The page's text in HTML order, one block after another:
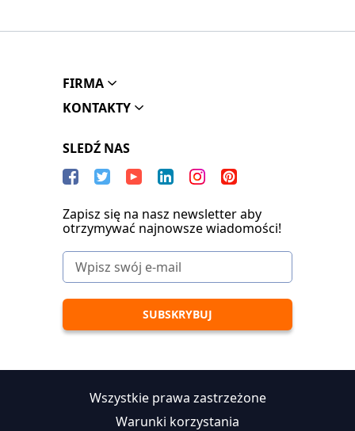
FIRMA
KONTAKTY
SLEDŹ NAS
Zapisz się na nasz newsletter aby
otrzymywać najnowsze wiadomości!
Wszystkie prawa zastrzeżone
Warunki korzystania